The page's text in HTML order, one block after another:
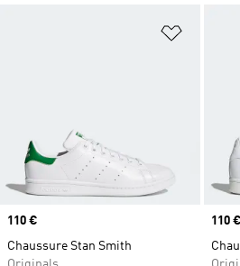
Prix
110 €
Chaussure Stan Smith
Prix
110 €